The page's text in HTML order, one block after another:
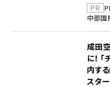
PR
中部国
成田
に！
内す
スター